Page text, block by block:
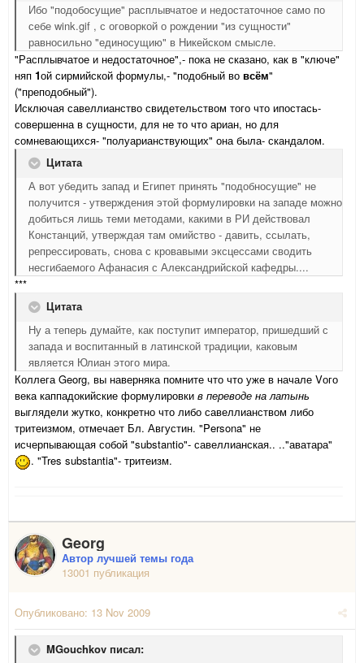
Ибо "подобосущие" расплывчатое и недостаточное само по
себе wink.gif , с оговоркой о рождении "из сущности"
равносильно "единосущию" в Никейском смысле.
"Расплывчатое и недостаточное",- пока не сказано, как в "ключе"
няп 1ой сирмийской формулы,- "подобный во всём"
("преподобный").
Исключая савеллианство свидетельством того что ипостась-
совершенна в сущности, для не то что ариан, но для
сомневающихся- "полуарианствующих" она была- скандалом.
Цитата
А вот убедить запад и Египет принять "подобносущие" не
получится - утверждения этой формулировки на западе можно
добиться лишь теми методами, какими в РИ действовал
Констанций, утверждая там омийство - давить, ссылать,
репрессировать, снова с кровавыми эксцессами сводить
несгибаемого Афанасия с Александрийской кафедры....
***
Цитата
Ну а теперь думайте, как поступит император, пришедший с
запада и воспитанный в латинской традиции, каковым
является Юлиан этого мира.
Коллега Georg, вы наверняка помните что что уже в начале Vого
века каппадокийские формулировки в переводе на латынь
выглядели жутко, конкретно что либо савеллианством либо
тритеизмом, отмечает Бл. Августин. "Persona" не
исчерпывающая собой "substantio"- савеллианская.. .."аватара"
. "Tres substantia"- тритеизм.
Georg
Автор лучшей темы года
13001 публикация
Опубликовано: 13 Nov 2009
MGouchkov писал: